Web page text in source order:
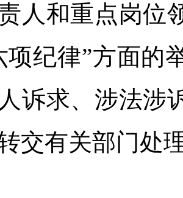
人和重点岗位
项纪律”方面的
诉求、涉法涉
交有关部门处